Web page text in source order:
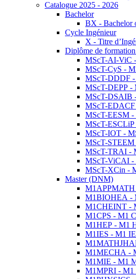
Catalogue 2025 - 2026
Bachelor
BX - Bachelor
Cycle Ingénieur
X - Titre
Diplôme de
MScT-AI-ViC
MScT-CyS -
MScT-DDDF -
MScT-DEPP -
MScT-DSAIB
MScT-EDACF
MScT-EESM -
MScT-ESCLiP
MScT-IOT -
MScT-STEEM
MScT-TRAI -
MScT-ViCAI -
MScT-XCin -
Master (DNM)
M1APPMATH
M1BIOHEA -
M1CHEINT -
M1CPS - M1
M1HEP - M1
M1IES - M1
M1MECHA -
M1MIE - M1
M1MPRI - M1